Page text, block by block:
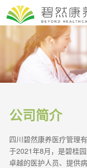
公司简介
四川碧然康养医疗管理
于2021年8月，是碧桂
卓越的医护人员、提供